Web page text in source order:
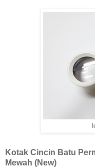
Kotak Cincin Batu
Mewah (New)